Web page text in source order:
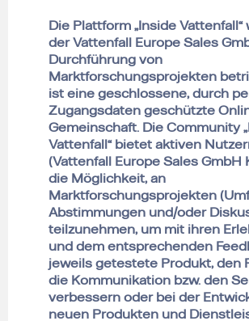
Die Plattform „Inside Vattenfall“
der Vattenfall Europe Sales
Durchführung von
Marktforschungsprojekten
ist eine geschlossene, durch
Zugangsdaten geschützte
Gemeinschaft. Die Community
Vattenfall“ bietet aktiven
(Vattenfall Europe Sales GmbH
die Möglichkeit, an
Marktforschungsprojekten
Abstimmungen und/oder
teilzunehmen, um mit ihren
und dem entsprechenden
jeweils getestete Produkt, den
die Kommunikation bzw. den
verbessern oder bei der
neuen Produkten und